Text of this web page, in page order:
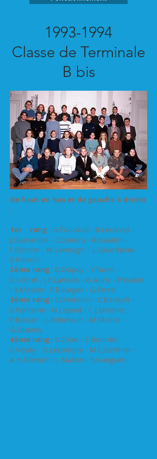
1993-1994
Classe de Terminale
B bis
De haut en bas et de gauche à droite
:
1er rang: G.Foucaud - B.Lecalvez -
J.Guerandel - C.Coeuru - R.Gaudin -
F.Cronier - M.Lemoign' - L.Salardaine -
E.Pinson.
2ème rang: D.Dupuy - Y.Turlel -
C.Lebret - J.F.Landais - G.Auric - P.Ysabel
- Y.Massin - F.Bourges - G.Ferre.
3ème rang: I.L'Honnen - C.Bedault -
S.Fontaine - N.Lepant - C.Lebechec -
F.Bessec - L.Robinault - M.Michel -
G.Dubois.
4ème rang: S.Colas - E.Bourdin -
C.Vesdy - O.Lecompte - M.L.Berthier -
A.H.Glemot - L.Macon - S.Gueguen.